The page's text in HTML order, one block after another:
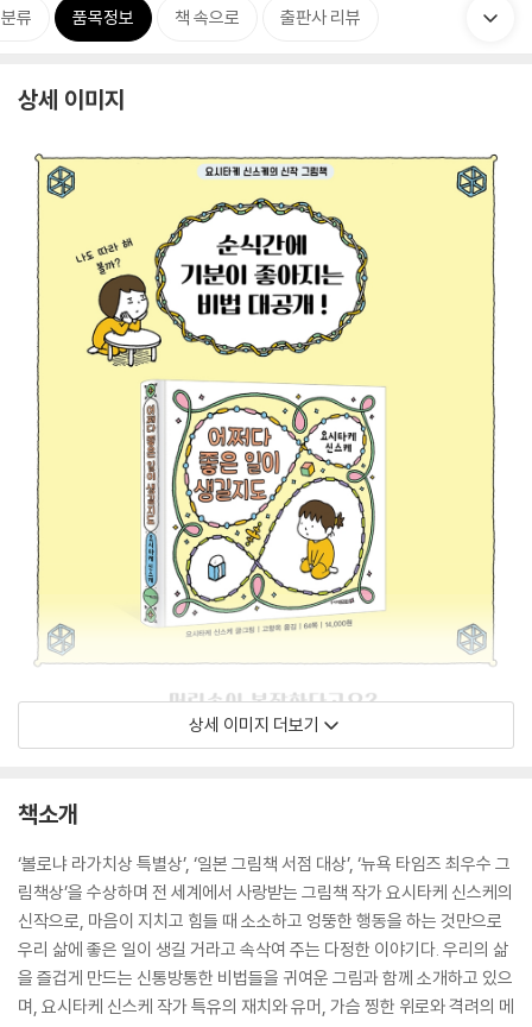
류 품목정보 책 속으로 출판사 리뷰
상세 이미지
상세 이미지 더보기
책소개
‘볼로냐 라가치상 특별상’, ‘일본 그림책 서점 대상’, ‘뉴욕 타임즈 최우수 그
림책상’을 수상하며 전 세계에서 사랑받는 그림책 작가 요시타케 신스케의
신작으로, 마음이 지치고 힘들 때 소소하고 엉뚱한 행동을 하는 것만으로
우리 삶에 좋은 일이 생길 거라고 속삭여 주는 다정한 이야기다. 우리의 삶
을 즐겁게 만드는 신통방통한 비법들을 귀여운 그림과 함께 소개하고 있으
며, 요시타케 신스케 작가 특유의 재치와 유머, 가슴 찡한 위로와 격려의 메